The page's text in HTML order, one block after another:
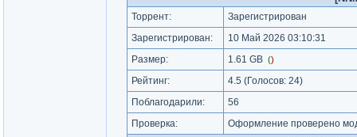
Торрент:
Зарегистрирован
Зарегистрирован:
10 Май 2026 03:10:31
Размер:
1.61 GB ()
Рейтинг: 4.5 (Голосов: 24)
Поблагодарили:
56
Проверка:
Оформление проверено